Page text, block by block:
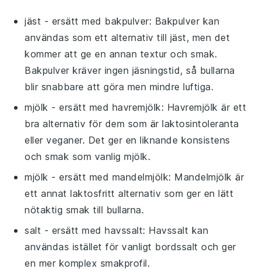
jäst - ersätt med bakpulver: Bakpulver kan
användas som ett alternativ till jäst, men det
kommer att ge en annan textur och smak.
Bakpulver kräver ingen jäsningstid, så bullarna
blir snabbare att göra men mindre luftiga.
mjölk - ersätt med havremjölk: Havremjölk är ett
bra alternativ för dem som är laktosintoleranta
eller veganer. Det ger en liknande konsistens
och smak som vanlig mjölk.
mjölk - ersätt med mandelmjölk: Mandelmjölk är
ett annat laktosfritt alternativ som ger en lätt
nötaktig smak till bullarna.
salt - ersätt medhavssalt: Havssalt kan
användas istället för vanligt bordssalt och ger
en mer komplex smakprofil.